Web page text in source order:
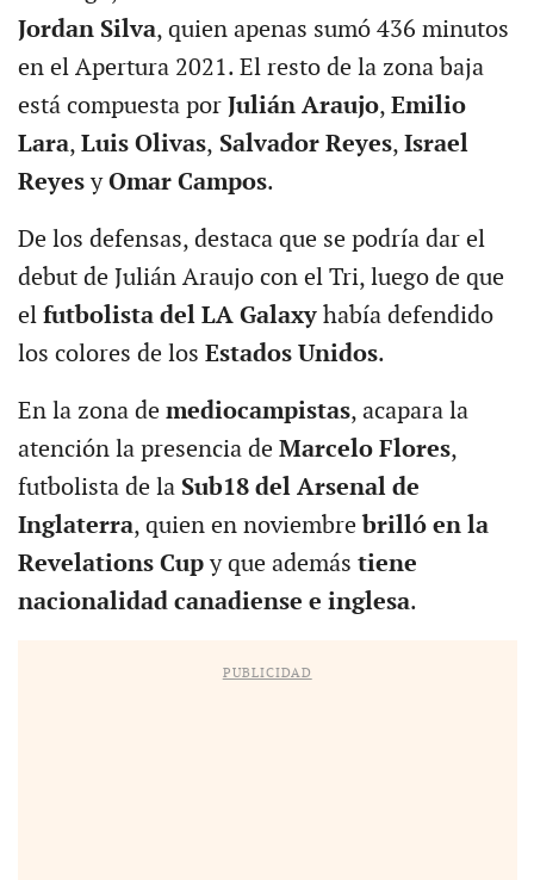
Jordan Silva, quien apenas sumó 436 minutos
en el Apertura 2021. El resto de la zona baja
está compuesta por Julián Araujo, Emilio
Lara, Luis Olivas, Salvador Reyes, Israel
ReyesyOmar Campos.
De los defensas, destaca que se podría dar el
debut de Julián Araujo con el Tri, luego de que
el futbolista del LA Galaxy había defendido
los colores de los Estados Unidos.
En la zona de mediocampistas, acapara la
atención la presencia de Marcelo Flores,
futbolista de la Sub18 del Arsenal de
Inglaterra, quien en noviembrebrilló en la
Revelations Cupy que además tiene
nacionalidad canadiense e inglesa.
PUBLICIDAD